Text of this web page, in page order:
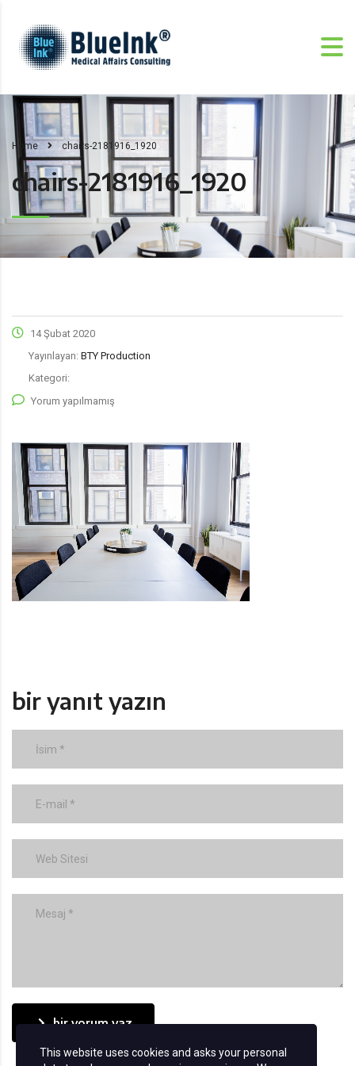
Home chairs-2181916_1920
chairs-2181916_1920
14 Şubat 2020
Yayınlayan: BTY Production
Kategori:
Yorum yapılmamış
bir yanıt yazın
bir yorum yaz
This website uses cookies and asks your personal